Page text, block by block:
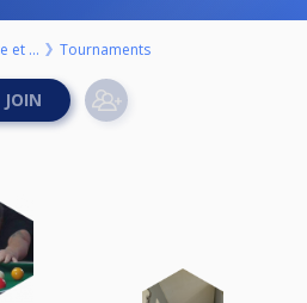
Comité Départemental de Meuse et Triangle de Billard Tournaments